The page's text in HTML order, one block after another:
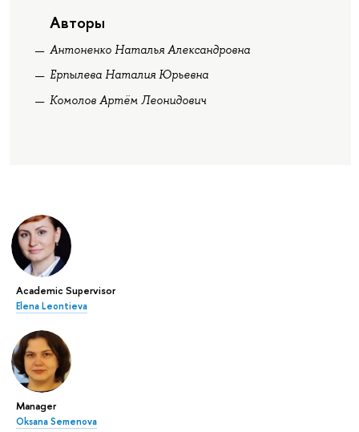
Academic Supervisor
Elena Leontieva
Manager
Oksana Semenova
Авторы
Антоненко Наталья Александровна
Ерпылева Наталия Юрьевна
Комолов Артём Леонидович